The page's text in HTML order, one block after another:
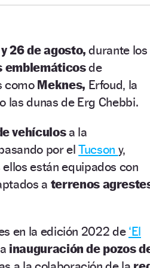
26 de agosto, durante los
emblemáticosde
como Meknes, Erfoud, la
o las dunas de Erg Chebbi.
vehículosa la
por elTucson y,
ellos están equipados con
a terrenos
en la edición 2022 de ‘El
inauguración de pozos